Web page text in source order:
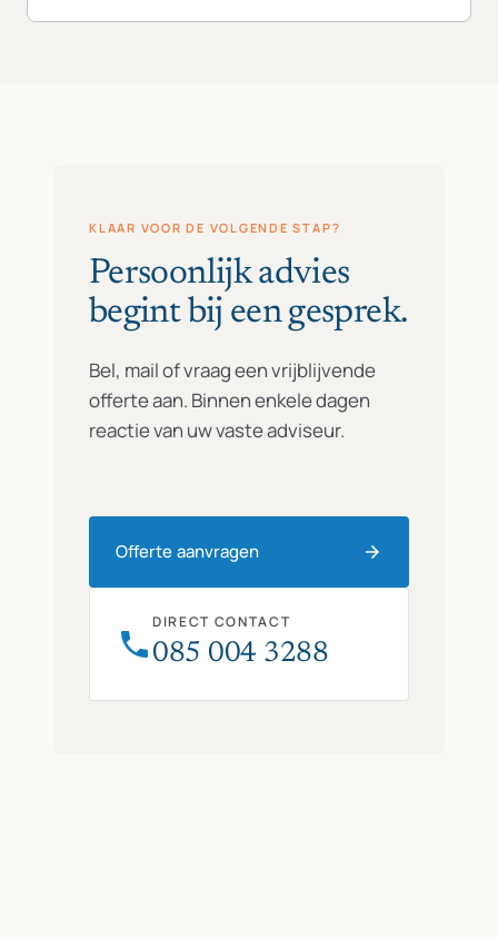
KLAAR VOOR DE VOLGENDE STAP?
Persoonlijk advies
begint bij een gesprek.
Bel, mail of vraag een vrijblijvende
offerte aan. Binnen enkele dagen
reactie van uw vaste adviseur.
Offerte aanvragen
DIRECT CONTACT
085 004 3288